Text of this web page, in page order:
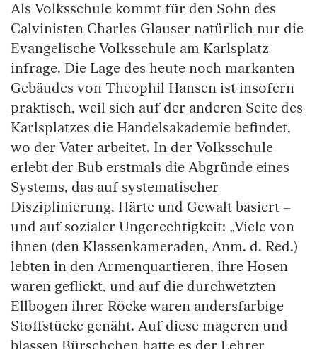
Als Volksschule kommt für den Sohn des
Calvinisten Charles Glauser natürlich nur die
Evangelische Volksschule am Karlsplatz
infrage. Die Lage des heute noch markanten
Gebäudes von Theophil Hansen ist insofern
praktisch, weil sich auf der anderen Seite des
Karlsplatzes die Handelsakademie befindet,
wo der Vater arbeitet. In der Volksschule
erlebt der Bub erstmals die Abgründe eines
Systems, das auf systematischer
Disziplinierung, Härte und Gewalt basiert –
und auf sozialer Ungerechtigkeit: „Viele von
ihnen (den Klassenkameraden, Anm. d. Red.)
lebten in den Armenquartieren, ihre Hosen
waren geflickt, und auf die durchwetzten
Ellbogen ihrer Röcke waren andersfarbige
Stoffstücke genäht. Auf diese mageren und